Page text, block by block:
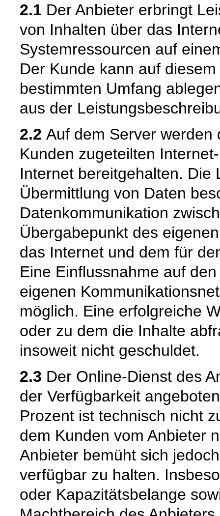
2.1 Der Anbieter erbringt
von Inhalten über das
Systemressourcen auf
Der Kunde kann auf
bestimmten Umfang
aus der
2.2 Auf dem Server
Kunden zugeteilten
Internet bereitgehalten. Die
Übermittlung von Daten
Datenkommunikation
Übergabepunkt des
das Internet und dem für
Eine Einflussnahme auf
eigenen
möglich. Eine erfolgreiche
oder zu dem die Inhalte
insoweit nicht geschuldet.
2.3 Der Online-Dienst des
der Verfügbarkeit
Prozent ist technisch nicht
dem Kunden vom Anbieter
Anbieter bemüht sich
verfügbar zu halten.
oder Kapazitätsbelange